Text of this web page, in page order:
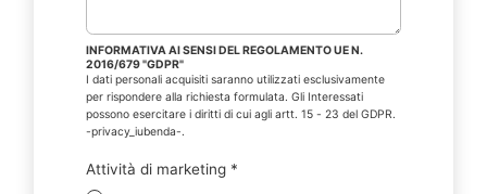
INFORMATIVA AI SENSI DEL REGOLAMENTO UE N.
2016/679 "GDPR"
I dati personali acquisiti saranno utilizzati esclusivamente
per rispondere alla richiesta formulata. Gli Interessati
possono esercitare i diritti di cui agli artt. 15 - 23 del GDPR.
-privacy_iubenda-.
Attività di marketing *